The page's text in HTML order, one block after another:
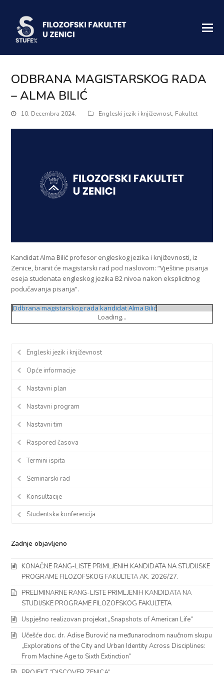
ODBRANA MAGISTARSKOG RADA
– ALMA BILIĆ
10. Decembra 2024. Engleski jezik i književnost, Fakultet
Kandidat Alma Bilić profesor engleskog jezika i književnosti, iz
Zenice, branit će magistarski rad pod naslovom: “Vještine pisanja
eseja studenata engleskog jezika B2 nivoa nakon eksplicitnog
podučavanja pisanja”.
Odbrana magistarskog rada kandidat Alma Bilić
Loading...
Engleski jezik i književnost
Opće informacije
Nastavni plan
Nastavni program
Nastavni tim
Raspored časova
Termini ispita
Seminarski rad
Konsultacije
Studentska konferencija
Zadnje objavljeno
KONAČNE RANG-LISTE PRIMLJENIH KANDIDATA NA STUDIJSKE
PROGRAME FILOZOFSKOG FAKULTETA AK. 2026/27.
PRELIMINARNE RANG-LISTE PRIMLJENIH KANDIDATA NA
STUDIJSKE PROGRAME FILOZOFSKOG FAKULTETA
Uspješno realizovan projekat „Snapshots of American Life“
Učešće doc. dr. Adise Burović na međunarodnom naučnom skupu
„Explorations of the City and Urban Identity Across Disciplines:
From Machine Age to Sixth Extinction“